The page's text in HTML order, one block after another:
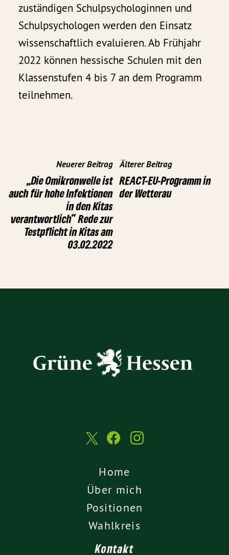
zuständigen Schulpsychologinnen und
Schulpsychologen werden den Einsatz
wissenschaftlich evaluieren. Ab Frühjahr
2022 können hessische Schulen mit den
Klassenstufen 4 bis 7 an dem Programm
teilnehmen.
Neuerer Beitrag
„Die Omikronwelle ist
auch für hohe Infektionen
in den Kitas
verantwortlich“ Rede zur
Testpflicht in Kitas am
03.02.2022
Älterer Beitrag
REACT-EU-Programm in
der Wetterau
Home
Über mich
Positionen
Wahlkreis
Kontakt